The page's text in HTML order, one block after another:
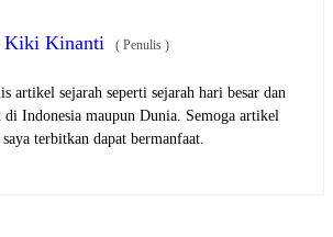
Kiki Kinanti ( Penulis )
artikel sejarah seperti sejarah hari besar dan
Indonesia maupun Dunia. Semoga artikel
terbitkan dapat bermanfaat.